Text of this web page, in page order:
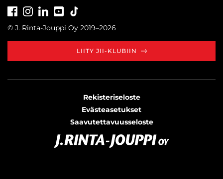
FacebookInstagramLinkedInYoutube
© J. Rinta-Jouppi Oy 2019–2026
LIITY JII-KLUBIIN
Rekisteriseloste
Evästeasetukset
Saavutettavuusseloste